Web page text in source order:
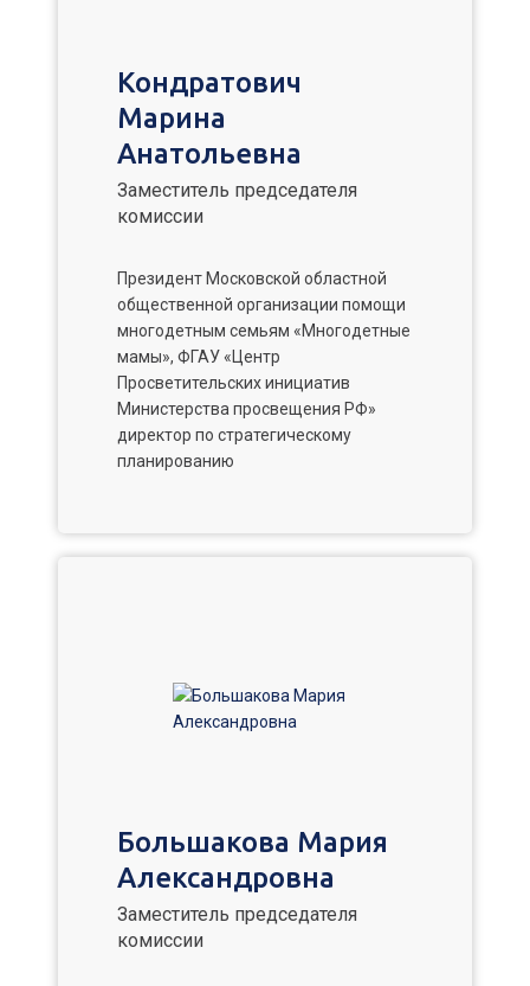
Кондратович
Марина
Анатольевна
Заместитель председателя
комиссии
Президент Московской областной
общественной организации помощи
многодетным семьям «Многодетные
мамы», ФГАУ «Центр
Просветительских инициатив
Министерства просвещения РФ»
директор по стратегическому
планированию
Большакова Мария
Александровна
Заместитель председателя
комиссии